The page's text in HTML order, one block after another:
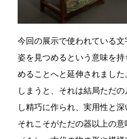
今回の展示で使われている
姿を見つめるという意味を
めることへと延伸されまし
しまうと、それは結局ただ
し精巧に作られ、実用性と
それこそがただの器以上の